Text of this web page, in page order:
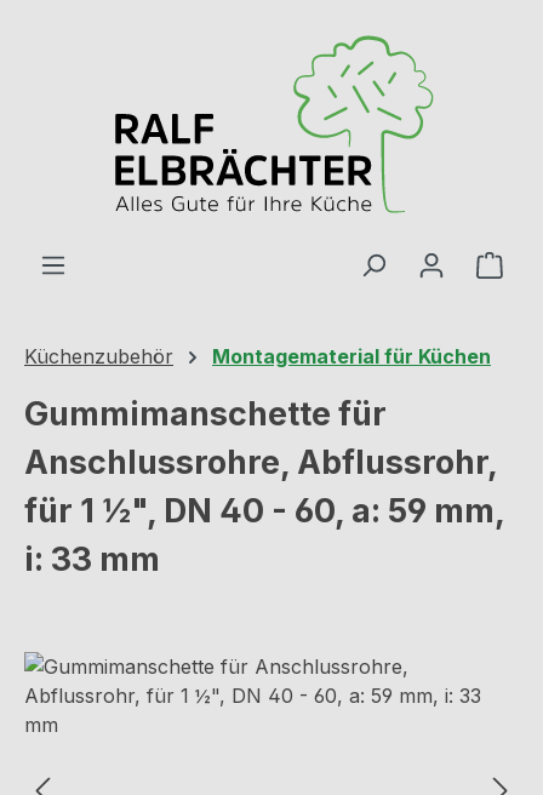
Küchenzubehör Montagematerial für Küchen
Gummimanschette für
Anschlussrohre, Abflussrohr,
für 1 ½", DN 40 - 60, a: 59 mm,
i: 33 mm
Bildergalerie überspringen